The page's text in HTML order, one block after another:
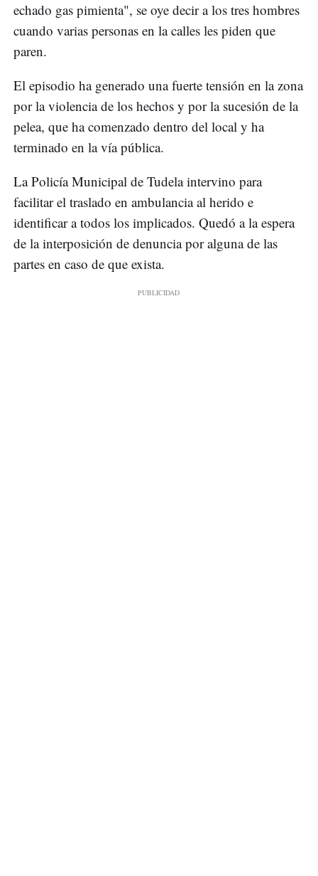
echado gas pimienta", se oye decir a los tres hombres
cuando varias personas en la calles les piden que
paren.
El episodio ha generado una fuerte tensión en la zona
por la violencia de los hechos y por la sucesión de la
pelea, que ha comenzado dentro del local y ha
terminado en la vía pública.
La Policía Municipal de Tudela intervino para
facilitar el traslado en ambulancia al herido e
identificar a todos los implicados. Quedó a la espera
de la interposición de denuncia por alguna de las
partes en caso de que exista.